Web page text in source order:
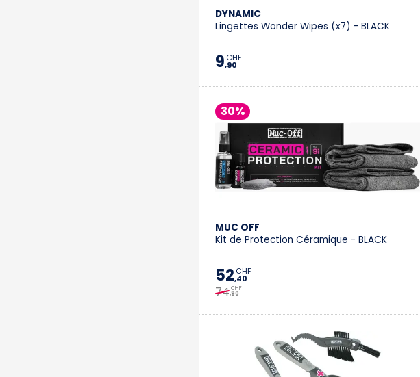
DYNAMIC
Lingettes Wonder Wipes (x7) - BLACK
9,90
CHF
30%
MUC OFF
Kit de Protection Céramique - BLACK
52,40
CHF
74,90
CHF